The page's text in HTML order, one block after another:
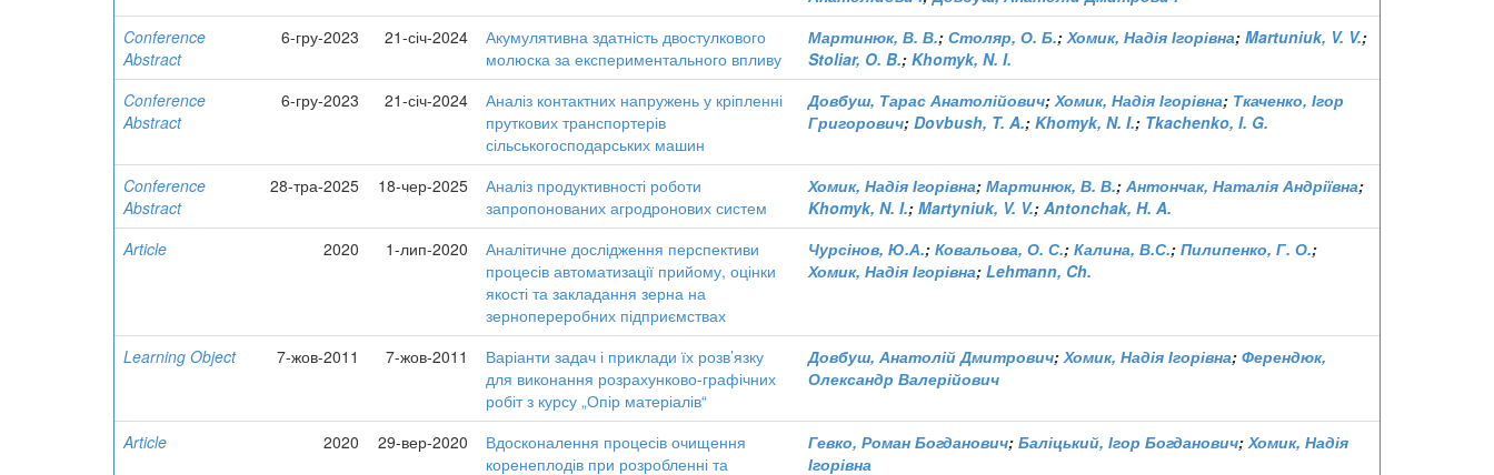
Conference
Abstract
6-гру-2023 21-січ-2024
Акумулятивна здатність двостулкового
молюска за експериментального впливу
Мартинюк, В. В.; Столяр, О. Б.;Хомик, Надія Ігорівна; Martuniuk, V. V.;
Stoliar, O. B.; Khomyk, N. I.
Conference
Abstract
6-гру-2023 21-січ-2024
Аналіз контактних напружень у кріпленні
пруткових транспортерів
сільськогосподарських машин
Довбуш, Тарас Анатолійович;Хомик, Надія Ігорівна; Ткаченко, Ігор
Григорович; Dovbush, T. A.; Khomyk, N. I.; Tkachenko, I. G.
Conference
Abstract
28-тра-2025 18-чер-2025
Аналіз продуктивності роботи
запропонованих агродронових систем
Хомик, Надія Ігорівна; Мартинюк, В. В.; Антончак, Наталія Андріївна;
Khomyk, N. I.; Martyniuk, V. V.; Antonchak, H. A.
Article
2020 1-лип-2020
Аналітичне дослідження перспективи
процесів автоматизації прийому, оцінки
якості та закладання зерна на
зернопереробних підприємствах
Чурсінов, Ю.А.; Ковальова, О. С.; Калина, В.С.; Пилипенко, Г. О.;
Хомик, Надія Ігорівна; Lehmann, Ch.
Learning Object 7-жов-2011 7-жов-2011
Варіанти задач і приклади їх розв’язку
для виконання розрахунково-графічних
робіт з курсу „Опір матеріалів“
Довбуш, Анатолій Дмитрович;Хомик, Надія Ігорівна; Ферендюк,
Олександр Валерійович
Article 2020 29-вер-2020
Вдосконалення процесів очищення
коренеплодів при розробленні та
Гевко, Роман Богданович; Баліцький, Ігор Богданович;Хомик, Надія
Ігорівна